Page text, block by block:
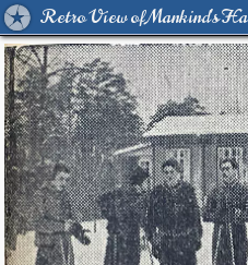
Retro View of Mankind's